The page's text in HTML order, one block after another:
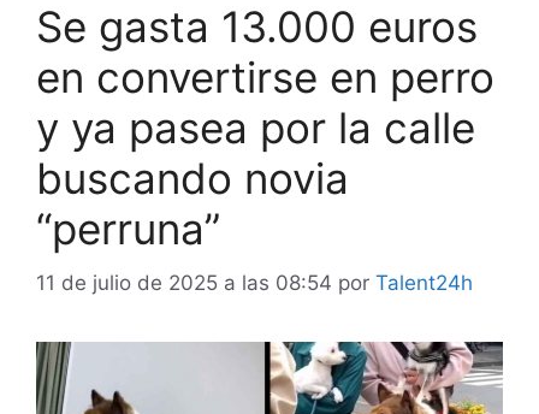
Se gasta 13.000 euros
en convertirse en perro
y ya pasea por la calle
buscando novia
“perruna”
11 de julio de 2025 a las 08:54 por Talent24h